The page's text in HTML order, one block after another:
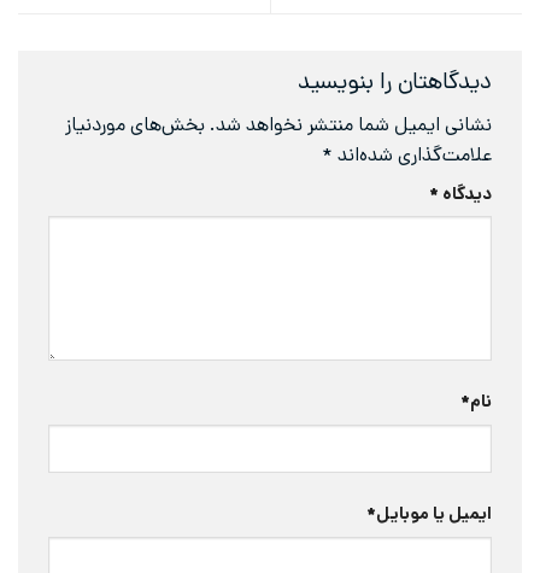
دیدگاهتان را بنویسید
نشانی ایمیل شما منتشر نخواهد شد. بخش‌های موردنیاز
علامت‌گذاری شده‌اند *
دیدگاه *
نام*
ایمیل یا موبایل*